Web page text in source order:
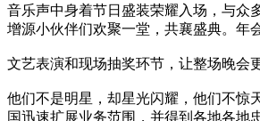
音乐声中身着节日盛装荣耀入场，与众
增源小伙伴们欢聚一堂，共襄盛典。年
文艺表演和现场抽奖环节，让整场晚会
他们不是明星，却星光闪耀，他们不惊
国迅速扩展业务范围，并得到各地各地